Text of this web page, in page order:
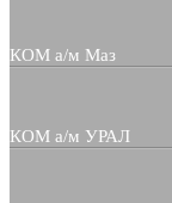
КОМ а/м Маз
КОМ а/м УРАЛ